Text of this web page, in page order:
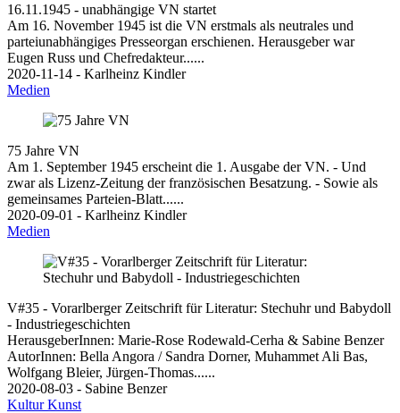
16.11.1945 - unabhängige VN startet
Am 16. November 1945 ist die VN erstmals als neutrales und
parteiunabhängiges Presseorgan erschienen. Herausgeber war
Eugen Russ und Chefredakteur......
2020-11-14 - Karlheinz Kindler
Medien
75 Jahre VN
Am 1. September 1945 erscheint die 1. Ausgabe der VN. - Und
zwar als Lizenz-Zeitung der französischen Besatzung. - Sowie als
gemeinsames Parteien-Blatt......
2020-09-01 - Karlheinz Kindler
Medien
V#35 - Vorarlberger Zeitschrift für Literatur: Stechuhr und Babydoll
- Industriegeschichten
HerausgeberInnen: Marie-Rose Rodewald-Cerha & Sabine Benzer
AutorInnen: Bella Angora / Sandra Dorner, Muhammet Ali Bas,
Wolfgang Bleier, Jürgen-Thomas......
2020-08-03 - Sabine Benzer
KulturKunst